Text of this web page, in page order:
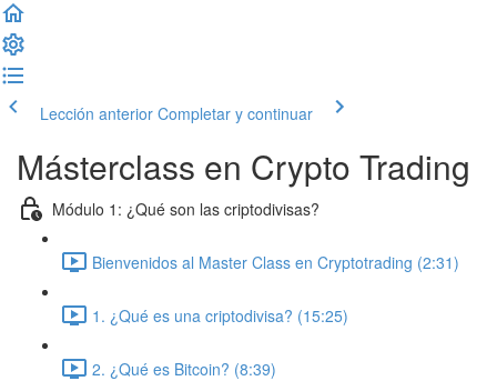
Lección anterior Completar y continuar
Másterclass en Crypto Trading
Módulo 1: ¿Qué son las criptodivisas?
Bienvenidos al Master Class en Cryptotrading (2:31)
1. ¿Qué es una criptodivisa? (15:25)
2. ¿Qué es Bitcoin? (8:39)